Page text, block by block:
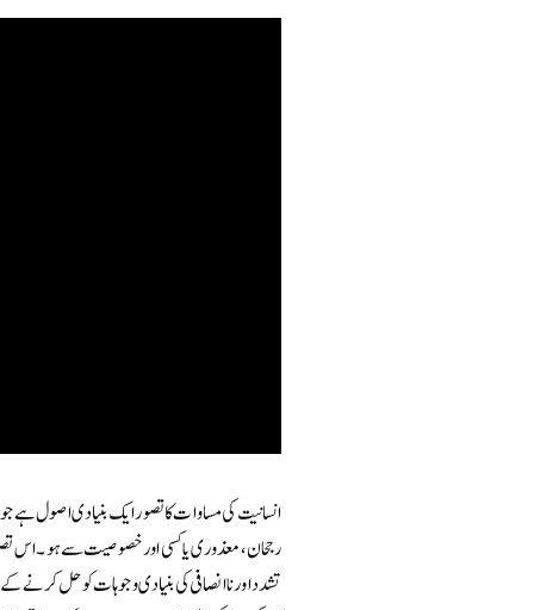
انسانیت کی مساوات کا تصور ایک بنیادی اصول ہے
رجحان، معذوری یا کسی اور خصوصیت سے ہو۔ اس
تشدد اور ناانصافی کی بنیادی وجوہات کو حل